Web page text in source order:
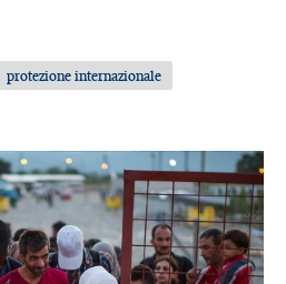
protezione internazionale